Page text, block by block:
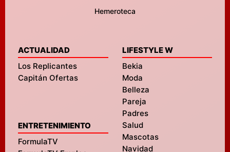
Hemeroteca
ACTUALIDAD
Los Replicantes
Capitán Ofertas
ENTRETENIMIENTO
FormulaTV
LIFESTYLE W
Bekia
Moda
Belleza
Pareja
Padres
Salud
Mascotas
Navidad